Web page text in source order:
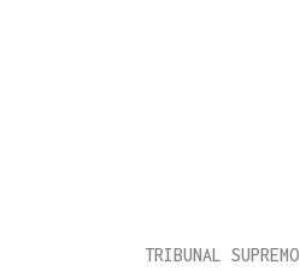
TRIBUNAL SUPREMO